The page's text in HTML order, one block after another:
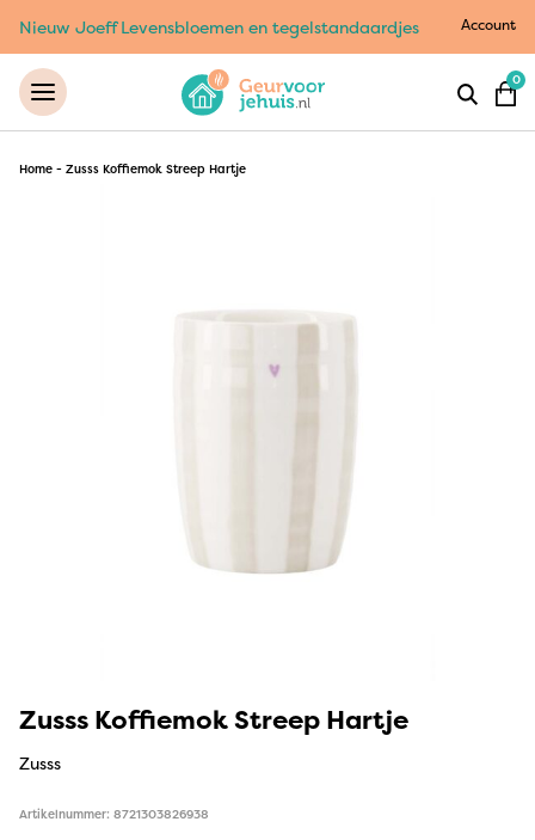
Nieuw Joeff Levensbloemen en tegelstandaardjes Account
0
Home - Zusss Koffiemok Streep Hartje
Zusss Koffiemok Streep Hartje
Zusss
Artikelnummer: 8721303826938